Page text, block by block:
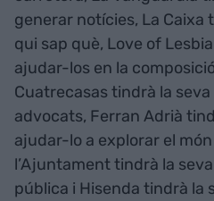
generar notícies, La Caixa
qui sap què, Love of
ajudar-los en la
Cuatrecasas tindrà la
advocats, Ferran Adrià
ajudar-lo a explorar el
l’Ajuntament tindrà la
pública i Hisenda tindrà la